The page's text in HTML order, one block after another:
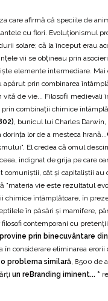
care afirmă că speciile de
cu flori. Evoluționismul
solare; că la început erau
vii se obțineau prin
elemente intermediare.
apărut prin combinarea
de vie... Filosofii
combinații chimice
, bunicul lui Charles
lor de a mesteca hrană...
El credea că omul
indignat de grija pe care
comuniștii, cât și capitaliștii au
"materia vie este rezultatul
chimice întâmplătoare, în
în păsări și mamifere,
contemporani cu
prin binecuvântare
în considerare eliminarea
problema similară, 8500 de
un reBranding iminent... *